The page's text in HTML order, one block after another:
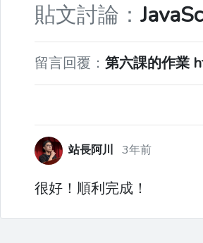
貼文討論：
留言回覆： 第六課的作業
站長阿川 3年前
很好！順利完成！